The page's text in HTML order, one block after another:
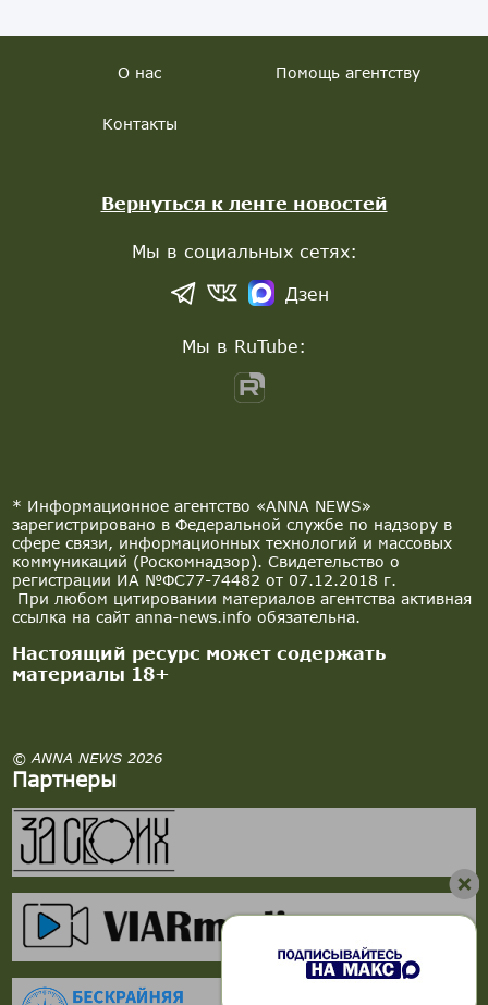
* Информационное агентство «ANNA NEWS»
зарегистрировано в Федеральной службе по надзору в
сфере связи, информационных технологий и массовых
коммуникаций (Роскомнадзор). Свидетельство о
регистрации ИА №ФС77-74482 от 07.12.2018 г.
При любом цитировании материалов агентства активная
ссылка на сайт anna-news.info обязательна.
Настоящий ресурс может содержать
материалы 18+
© ANNA NEWS 2026
Партнеры
О нас Помощь агентству
Контакты
Вернуться к ленте новостей
Мы в социальных сетях:
Дзен
Мы в RuTube: